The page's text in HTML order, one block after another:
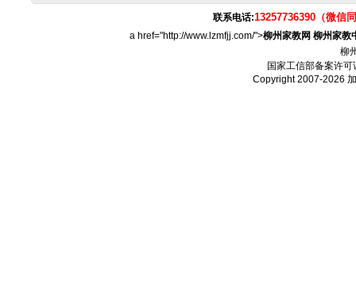
联系电话:13257736390（微信
a href="http://www.lzmfjj.com/">柳州家教网 柳州家教
柳
国家工信部备案许可
Copyright 2007-2026